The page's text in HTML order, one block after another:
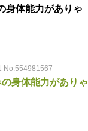
身体能力がありゃ
No.554981567
身体能力がありゃ